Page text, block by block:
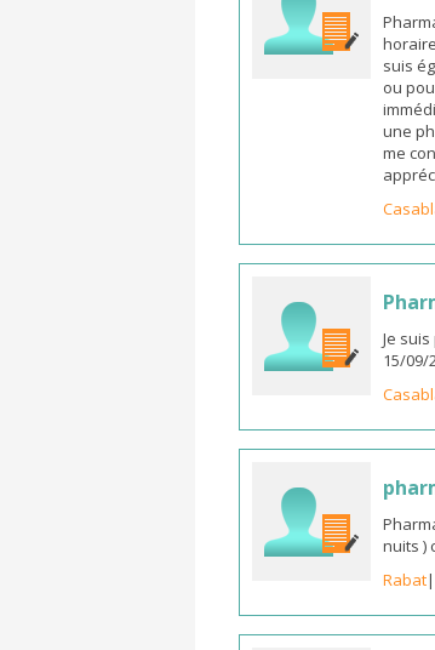
suis
ou
une
me
Je
15/09/
nuits )
Rabat